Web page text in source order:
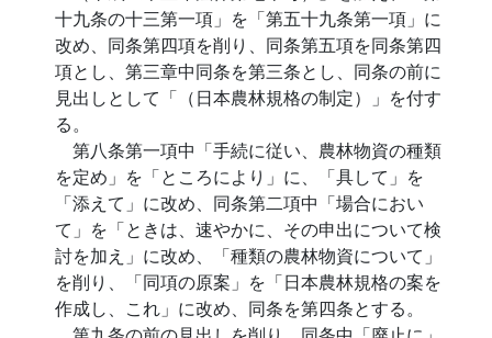
十九条の十三第一項」を「第五十九条第一項」に
改め、同条第四項を削り、同条第五項を同条第四
項とし、第三章中同条を第三条とし、同条の前に
見出しとして「（日本農林規格の制定）」を付す
る。
第八条第一項中「手続に従い、農林物資の種類
を定め」を「ところにより」に、「具して」を
「添えて」に改め、同条第二項中「場合におい
て」を「ときは、速やかに、その申出について検
討を加え」に改め、「種類の農林物資について」
を削り、「同項の原案」を「日本農林規格の案を
作成し、これ」に改め、同条を第四条とする。